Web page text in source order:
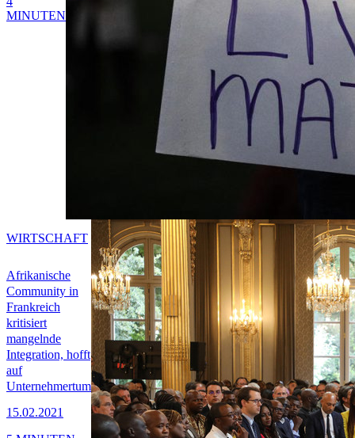
MINUTEN
Afrikanische
Community in
Frankreich
kritisiert
mangelnde
Integration, hofft
auf
Unternehmertum
15.02.2021
WIRTSCHAFT